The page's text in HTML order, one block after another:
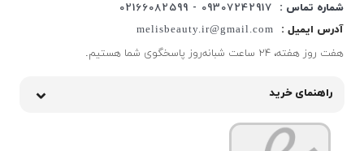
شماره تماس :
09307242917 - 02166082599
آدرس ایمیل :
melisbeauty.ir@gmail.com
هفت روز هفته، ۲۴ ساعت شبانه‌روز پاسخگوی شما هستیم.
راهنمای خرید